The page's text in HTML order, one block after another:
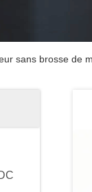
sans brosse de